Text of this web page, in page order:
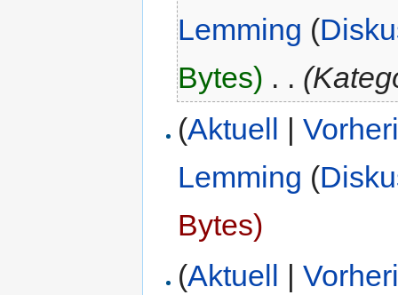
Lemming (
Bytes) . .
(Aktuell |
Lemming (
Bytes)
(Aktuell |